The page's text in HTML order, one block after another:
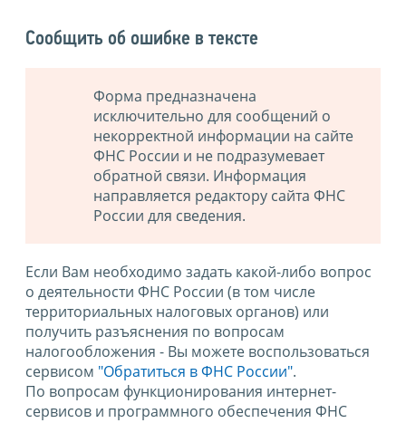
Сообщить об ошибке в тексте
Форма предназначена
исключительно для сообщений о
некорректной информации на сайте
ФНС России и не подразумевает
обратной связи. Информация
направляется редактору сайта ФНС
России для сведения.
Если Вам необходимо задать какой-либо вопрос
о деятельности ФНС России (в том числе
территориальных налоговых органов) или
получить разъяснения по вопросам
налогообложения - Вы можете воспользоваться
сервисом "Обратиться в ФНС России".
По вопросам функционирования интернет-
сервисов и программного обеспечения ФНС